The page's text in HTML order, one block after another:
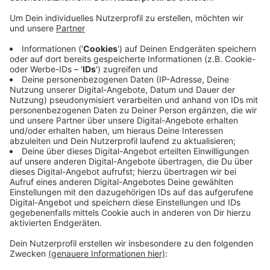
und schwer verletzt.
Veröffentlicht:Donnerstag, 02.05.2024 15:37
Anzeige
Die 20-Jährige wurde vor Ort von einem Notarzt
behandelt, dann kam sie ins Uniklinikum. Nach
aktuellem Ermittlungs-Stand der Polizei war die junge
Frau möglicherweise über die Straße gegangen, als die
Fußgängerampel rot zeigte. Die Beamten suchen nach
Zeugen des Unfalls, um den Unfall aufklären zu
können.
Anzeige